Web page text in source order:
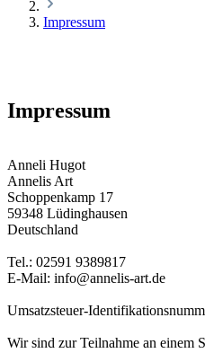
Impressum
Impressum
Anneli Hugot
Annelis Art
Schoppenkamp 17
59348 Lüdinghausen
Deutschland
Tel.: 02591 9389817
E-Mail: info@annelis-art.de
Umsatzsteuer-
Wir sind zur Teilnahme an einem